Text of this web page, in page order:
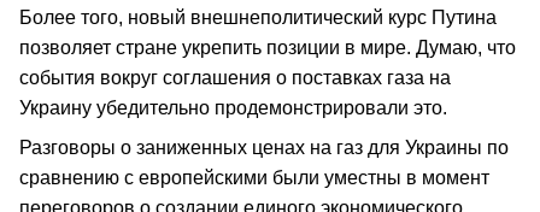
Более того, новый внешнеполитический курс Путина
позволяет стране укрепить позиции в мире. Думаю, что
события вокруг соглашения о поставках газа на
Украину убедительно продемонстрировали это.
Разговоры о заниженных ценах на газ для Украины по
сравнению с европейскими были уместны в момент